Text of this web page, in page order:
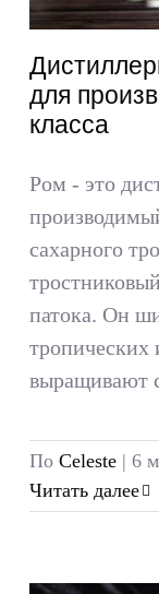
для
класса
Ром - это
сахарного
патока. Он
тропических
выращивают
ПоCeleste | 6
Читать далее